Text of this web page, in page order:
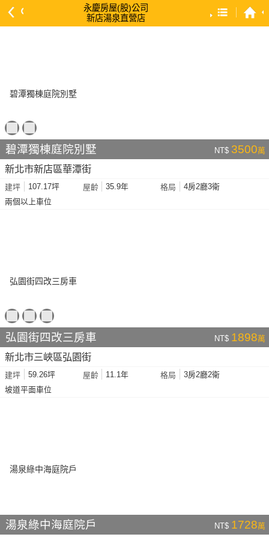
永慶房屋(股)公司
新店湯泉直營店
依建物坪數 大 → 小
依土地坪數 大 → 小
碧潭獨棟庭院別墅 NT$ 3500萬
新北市新店區華潭街
建坪 107.17坪 屋齡 35.9年 格局
4房2廳3衛
兩個以上車位
弘園街四改三房車 NT$ 1898萬
新北市三峽區弘園街
建坪 59.26坪 屋齡 11.1年 格局
3房2廳2衛
坡道平面車位
湯泉綠中海庭院戶 NT$ 1728萬